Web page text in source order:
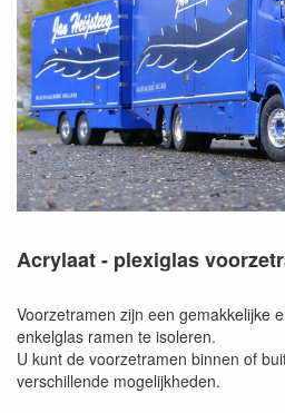
Acrylaat - plexiglas
Voorzetramen zijn een gemakkelijke
enkelglas ramen te isoleren.
U kunt de voorzetramen binnen of
verschillende mogelijkheden.